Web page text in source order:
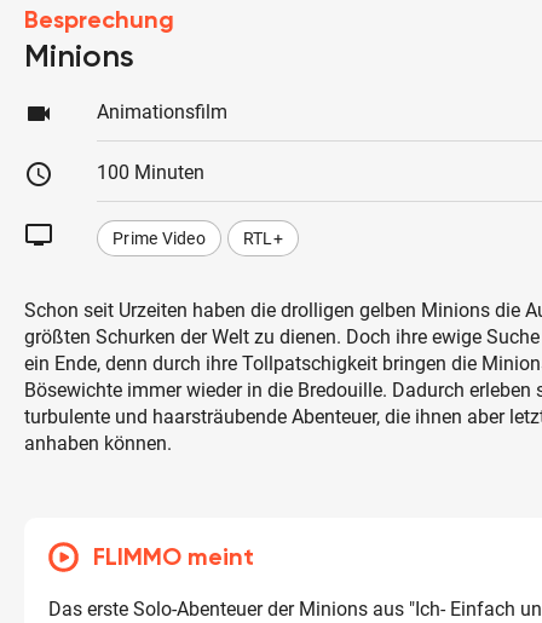
Besprechung
Minions
videocam Animationsfilm
schedule 100 Minuten
tv Prime Video RTL+
Schon seit Urzeiten haben die drolligen gelben Minions die
größten Schurken der Welt zu dienen. Doch ihre ewige
ein Ende, denn durch ihre Tollpatschigkeit bringen die
Bösewichte immer wieder in die Bredouille. Dadurch erleben
turbulente und haarsträubende Abenteuer, die ihnen aber
anhaben können.
FLIMMO meint
Das erste Solo-Abenteuer der Minions aus "Ich- Einfach